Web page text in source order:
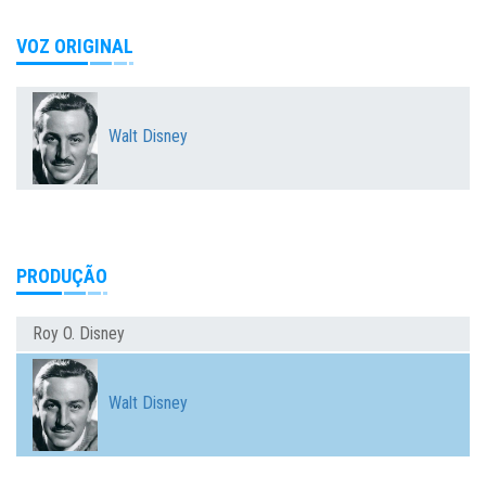
VOZ ORIGINAL
Walt Disney
PRODUÇÃO
Roy O. Disney
Walt Disney